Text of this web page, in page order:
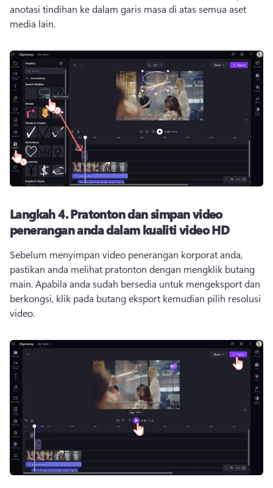
anotasi tindihan ke dalam garis masa di atas semua aset
media lain.
Langkah 4.Pratonton dan simpan video
penerangan anda dalam kualiti video HD
Sebelum menyimpan video penerangan korporat anda,
pastikan anda melihat pratonton dengan mengklik butang
main. Apabila anda sudah bersedia untuk mengeksport dan
berkongsi, klik pada butang eksport kemudian pilih resolusi
video.